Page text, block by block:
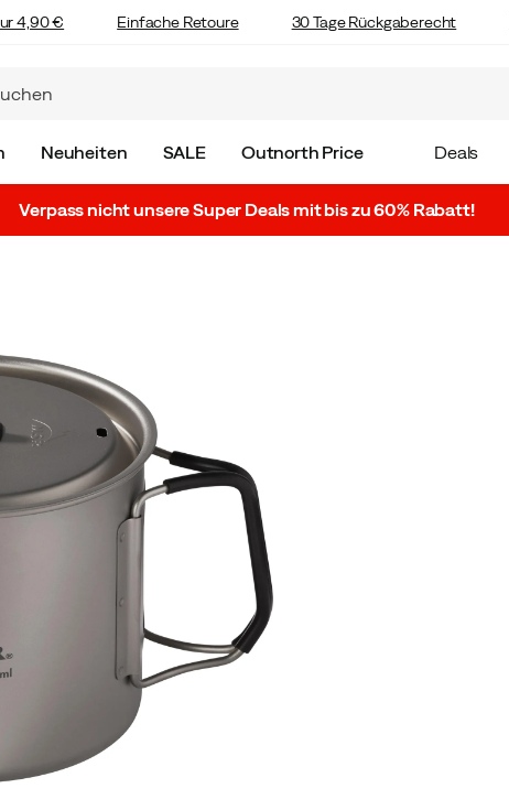
4,90 € Einfache Retoure 30 Tage Rückgaberecht
Neuheiten SALE Outnorth Price Deals
Verpass nicht unsere Super Deals mit bis zu 60% Rabatt!